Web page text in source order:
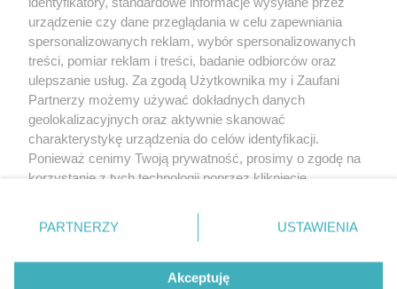
bez właściwej zgody, jest zabronione pod groźbą kary i może być ścigane
prawnie.
O nas
urządzenie czy dane przeglądania w celu zapewniania
spersonalizowanych reklam, wybór spersonalizowanych
treści, pomiar reklam i treści, badanie odbiorców oraz
ulepszanie usług. Za zgodą Użytkownika my i Zaufani
Partnerzy możemy używać dokładnych danych
geolokalizacyjnych oraz aktywnie skanować
charakterystykę urządzenia do celów identyfikacji.
Ponieważ cenimy Twoją prywatność, prosimy o zgodę na
korzystanie z tych technologii poprzez kliknięcie
zmienić/wycofać klikając przycisk ustawień prywatności
znajdujący się w lewym dolnym rogu strony
rodzaje przetwarzania danych nie wymagają zgody
użytkownika, ale masz prawo sprzeciwić się takiemu
PARTNERZY USTAWIENIA
Akceptuję